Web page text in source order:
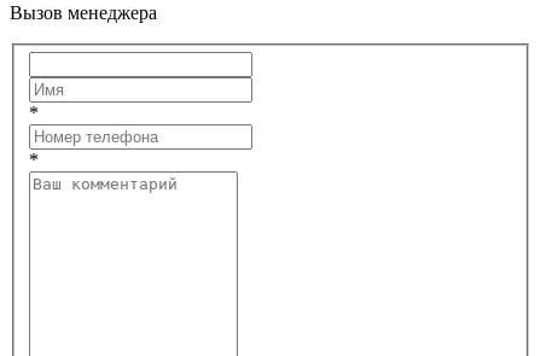
Вызов менеджера
*
*